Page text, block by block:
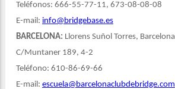
Teléfonos: 666-55-77-11, 673-08-08-08
E-mail: info@bridgebase.es
BARCELONA: Llorens Suñol Torres,
C/Muntaner 189, 4-2
Teléfono: 610-86-69-66
E-mail: escuela@barcelonaclubdebridge.com